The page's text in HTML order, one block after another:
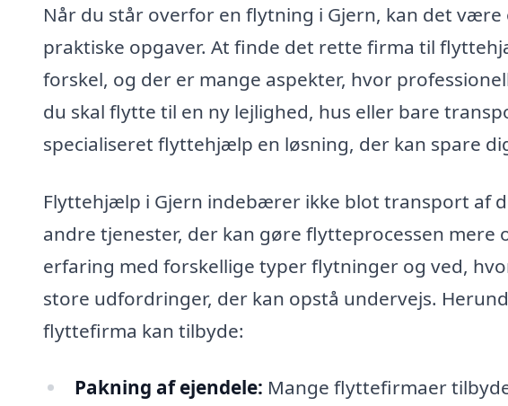
Når du står overfor en flytning i Gjern, kan det
praktiske opgaver. At finde det rette firma til
forskel, og der er mange aspekter, hvor
du skal flytte til en ny lejlighed, hus eller bare
specialiseret flyttehjælp en løsning, der kan spare
Flyttehjælp i Gjern indebærer ikke blot transport af
andre tjenester, der kan gøre flytteprocessen mere
erfaring med forskellige typer flytninger og ved,
store udfordringer, der kan opstå undervejs.
flyttefirma kan tilbyde:
Pakning af ejendele: Mange flyttefirmaer